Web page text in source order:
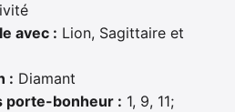
avec : Lion, Sagittaire et
: Diamant
porte-bonheur : 1, 9, 11;